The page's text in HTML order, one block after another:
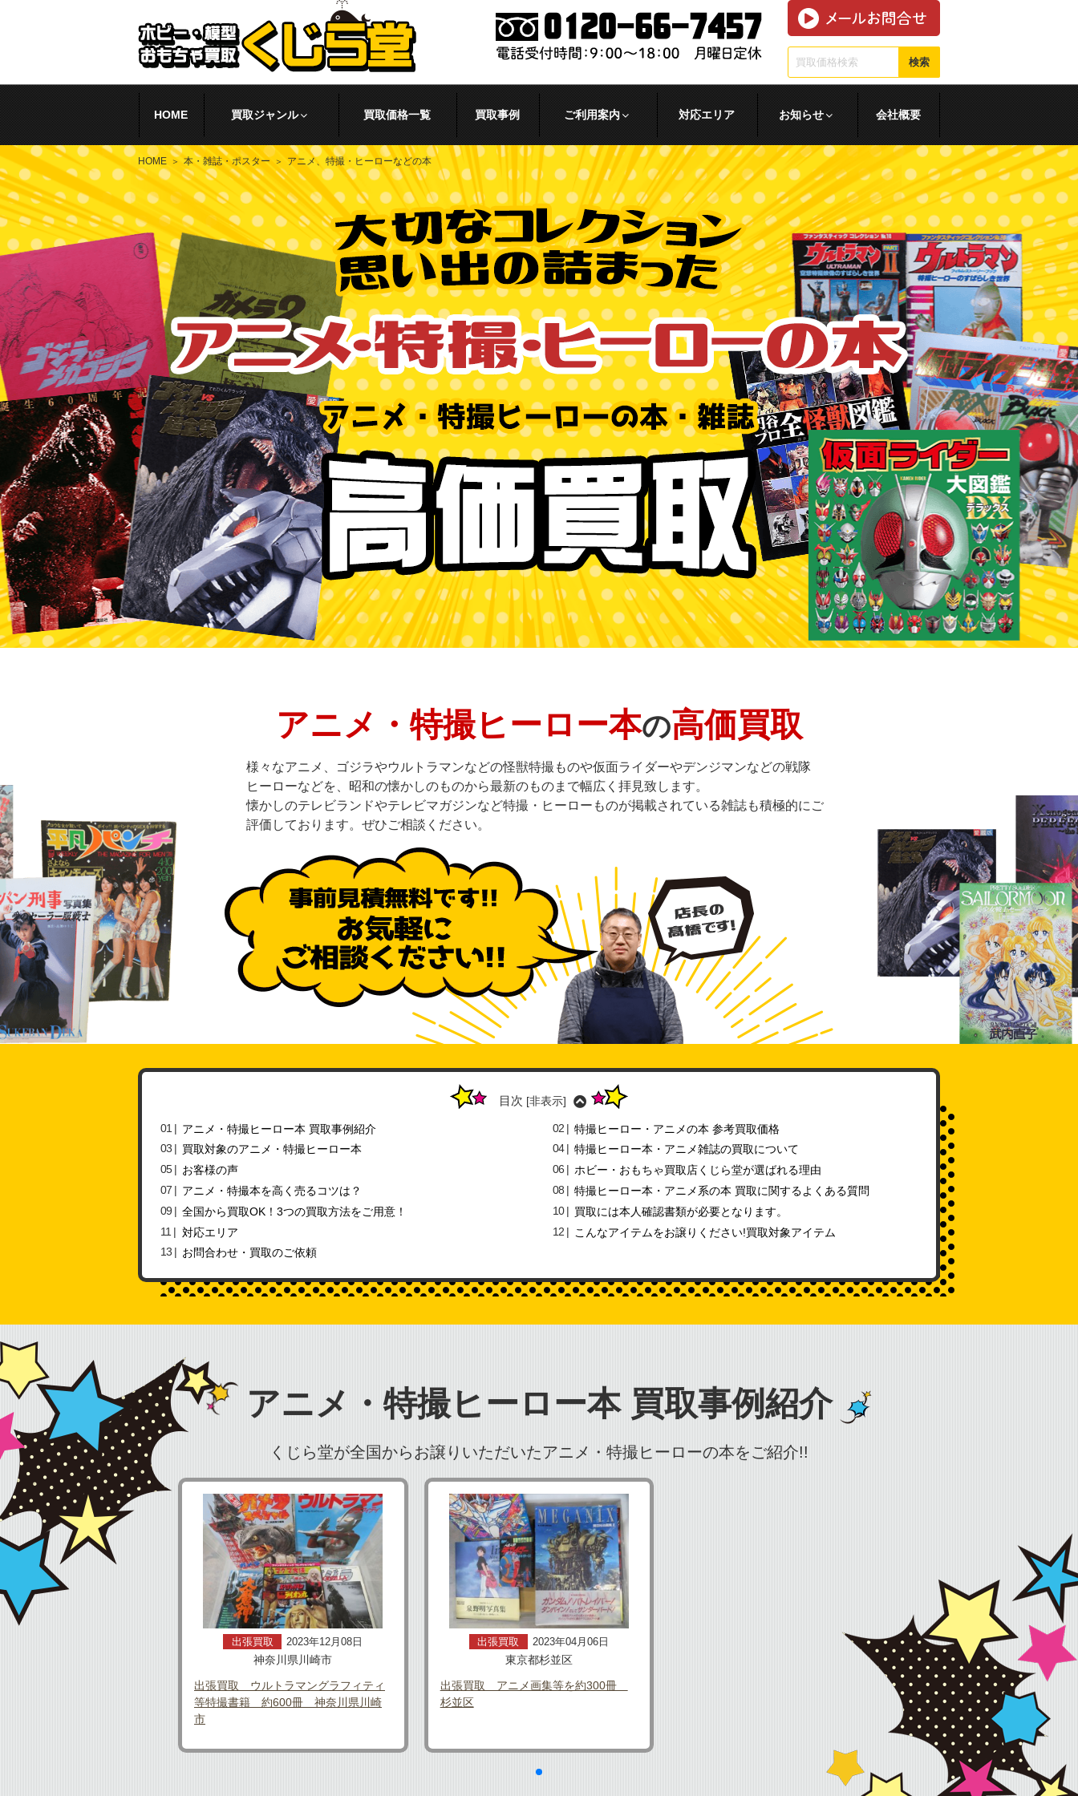
検索
HOME 買取ジャンル 買取価格一覧 買取事例 ご利用案内 対応エリア お知らせ 会社概要
HOME 本・雑誌・ポスター アニメ、特撮・ヒーローなどの本
アニメ・特撮ヒーロー本の高価買取
様々なアニメ、ゴジラやウルトラマンなどの怪獣特撮ものや仮面ライダーやデンジマンなどの戦隊
ヒーローなどを、昭和の懐かしのものから最新のものまで幅広く拝見致します。
懐かしのテレビランドやテレビマガジンなど特撮・ヒーローものが掲載されている雑誌も積極的にご
評価しております。ぜひご相談ください。
目次 [非表示]
アニメ・特撮ヒーロー本 買取事例紹介
特撮ヒーロー・アニメの本 参考買取価格
買取対象のアニメ・特撮ヒーロー本
特撮ヒーロー本・アニメ雑誌の買取について
お客様の声
ホビー・おもちゃ買取店くじら堂が選ばれる理由
アニメ・特撮本を高く売るコツは？
特撮ヒーロー本・アニメ系の本 買取に関するよくある質問
全国から買取OK！3つの買取方法をご用意！
買取には本人確認書類が必要となります。
対応エリア
こんなアイテムをお譲りください!買取対象アイテム
お問合わせ・買取のご依頼
アニメ・特撮ヒーロー本 買取事例紹介
くじら堂が全国からお譲りいただいたアニメ・特撮ヒーローの本をご紹介!!
出張買取 2023年12月08日
神奈川県川崎市
出張買取 ウルトラマングラフィティ
等特撮書籍 約600冊 神奈川県川崎
市
出張買取 2023年04月06日
東京都杉並区
出張買取 アニメ画集等を約300冊
杉並区